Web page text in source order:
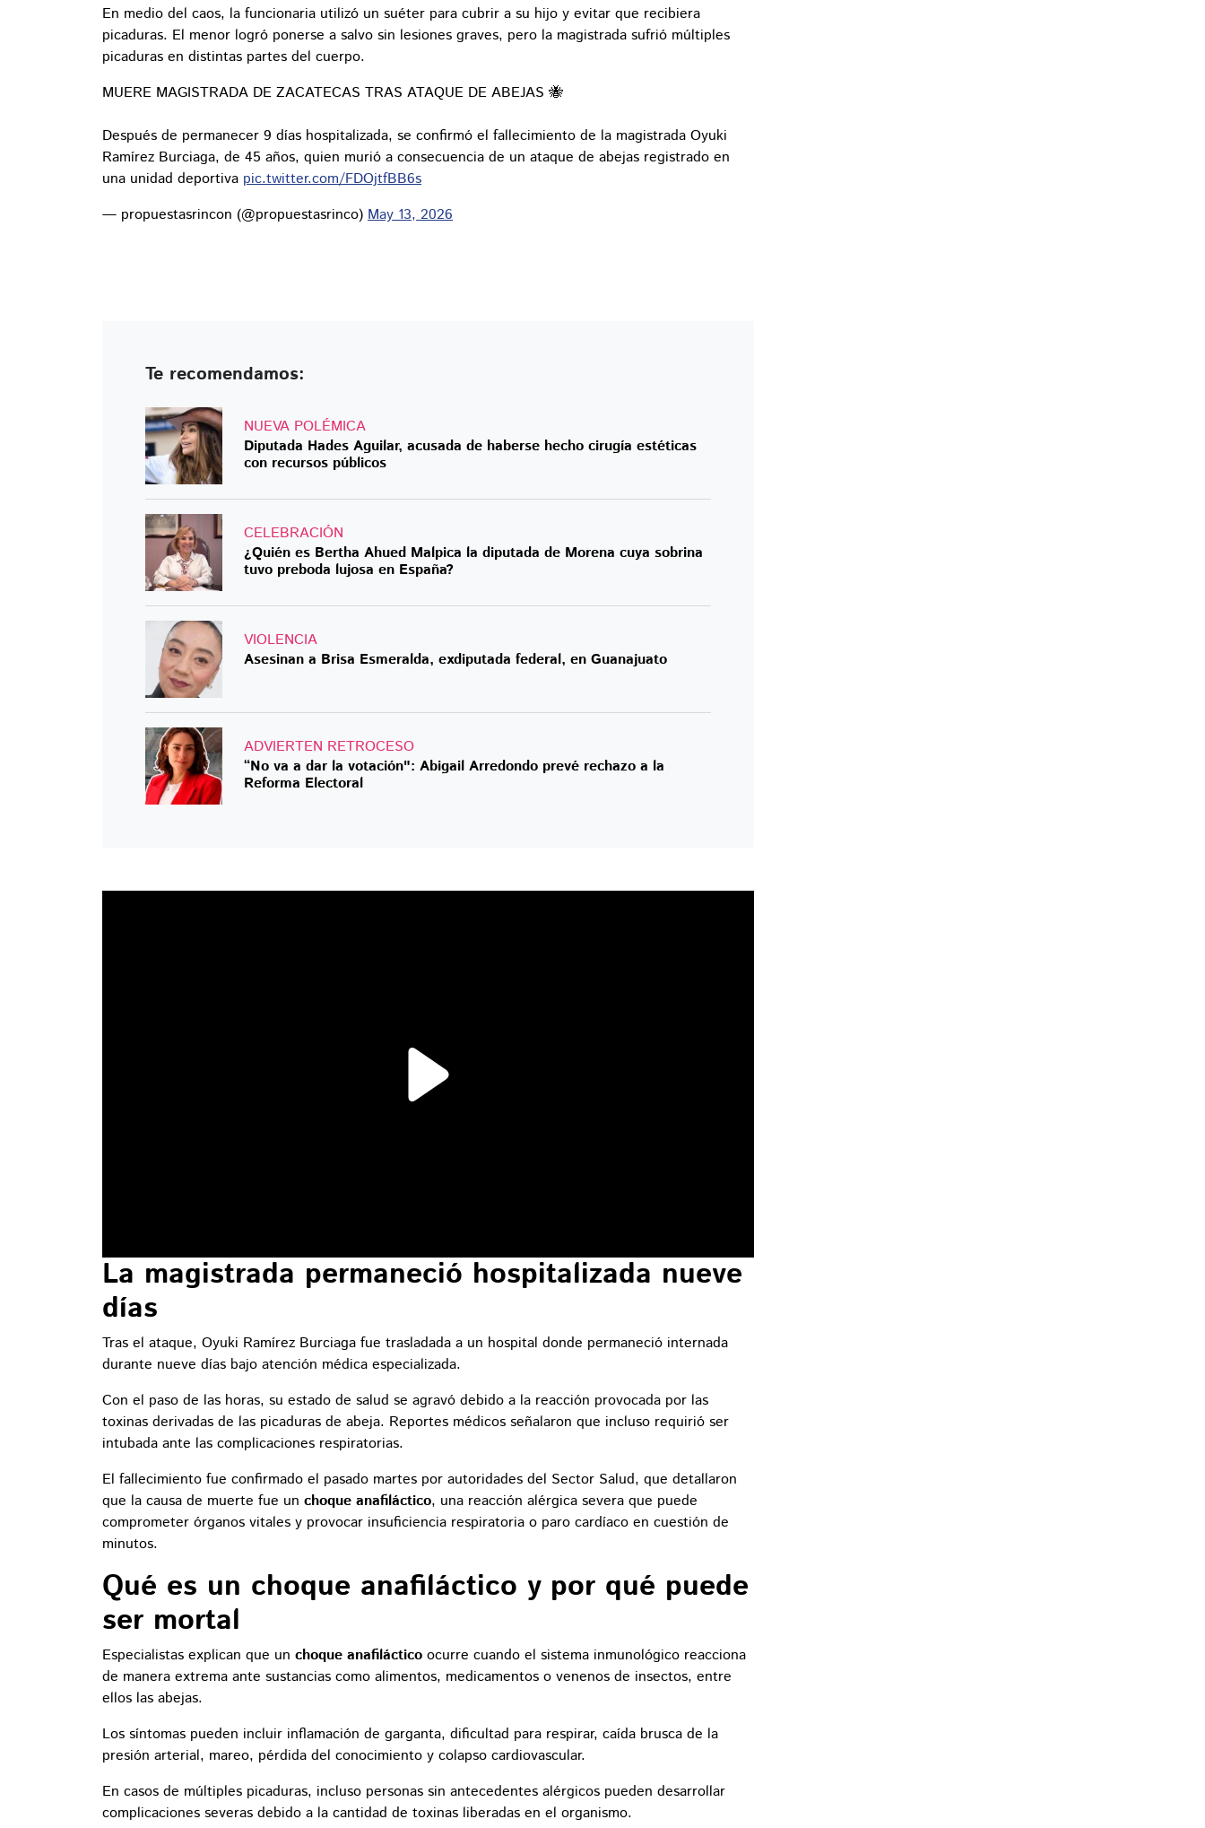
En medio del caos, la funcionaria utilizó un suéter para cubrir a su hijo y evitar que recibiera
picaduras. El menor logró ponerse a salvo sin lesiones graves, pero la magistrada sufrió múltiples
picaduras en distintas partes del cuerpo.
MUERE MAGISTRADA DE ZACATECAS TRAS ATAQUE DE ABEJAS 🐝
Después de permanecer 9 días hospitalizada, se confirmó el fallecimiento de la magistrada Oyuki
Ramírez Burciaga, de 45 años, quien murió a consecuencia de un ataque de abejas registrado en
una unidad deportiva pic.twitter.com/FDOjtfBB6s
— propuestasrincon (@propuestasrinco) May 13, 2026
Te recomendamos:
NUEVA POLÉMICA
Diputada Hades Aguilar, acusada de haberse hecho cirugía estéticas
con recursos públicos
CELEBRACIÓN
¿Quién es Bertha Ahued Malpica la diputada de Morena cuya sobrina
tuvo preboda lujosa en España?
VIOLENCIA
Asesinan a Brisa Esmeralda, exdiputada federal, en Guanajuato
ADVIERTEN RETROCESO
“No va a dar la votación": Abigail Arredondo prevé rechazo a la
Reforma Electoral
La magistrada permaneció hospitalizada nueve
días
Tras el ataque, Oyuki Ramírez Burciaga fue trasladada a un hospital donde permaneció internada
durante nueve días bajo atención médica especializada.
Con el paso de las horas, su estado de salud se agravó debido a la reacción provocada por las
toxinas derivadas de las picaduras de abeja. Reportes médicos señalaron que incluso requirió ser
intubada ante las complicaciones respiratorias.
El fallecimiento fue confirmado el pasado martes por autoridades del Sector Salud, que detallaron
que la causa de muerte fue un choque anafiláctico, una reacción alérgica severa que puede
comprometer órganos vitales y provocar insuficiencia respiratoria o paro cardíaco en cuestión de
minutos.
Qué es un choque anafiláctico y por qué puede
ser mortal
Especialistas explican que un choque anafiláctico ocurre cuando el sistema inmunológico reacciona
de manera extrema ante sustancias como alimentos, medicamentos o venenos de insectos, entre
ellos las abejas.
Los síntomas pueden incluir inflamación de garganta, dificultad para respirar, caída brusca de la
presión arterial, mareo, pérdida del conocimiento y colapso cardiovascular.
En casos de múltiples picaduras, incluso personas sin antecedentes alérgicos pueden desarrollar
complicaciones severas debido a la cantidad de toxinas liberadas en el organismo.